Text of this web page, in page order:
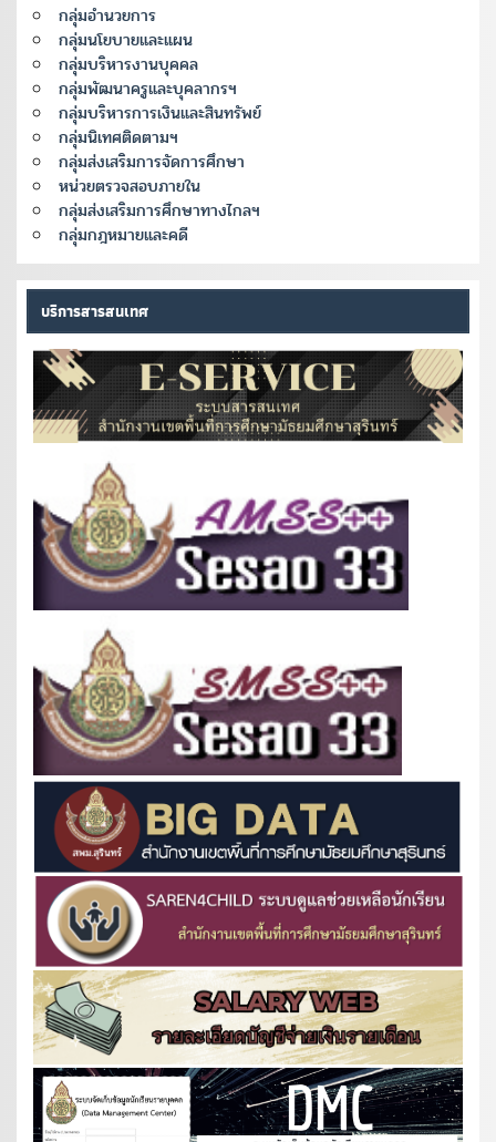
กลุ่มอำนวยการ
กลุ่มนโยบายและแผน
กลุ่มบริหารงานบุคคล
กลุ่มพัฒนาครูและบุคลากรฯ
กลุ่มบริหารการเงินและสินทรัพย์
กลุ่มนิเทศติดตามฯ
กลุ่มส่งเสริมการจัดการศึกษา
หน่วยตรวจสอบภายใน
กลุ่มส่งเสริมการศึกษาทางไกลฯ
กลุ่มกฎหมายและคดี
บริการสารสนเทศ